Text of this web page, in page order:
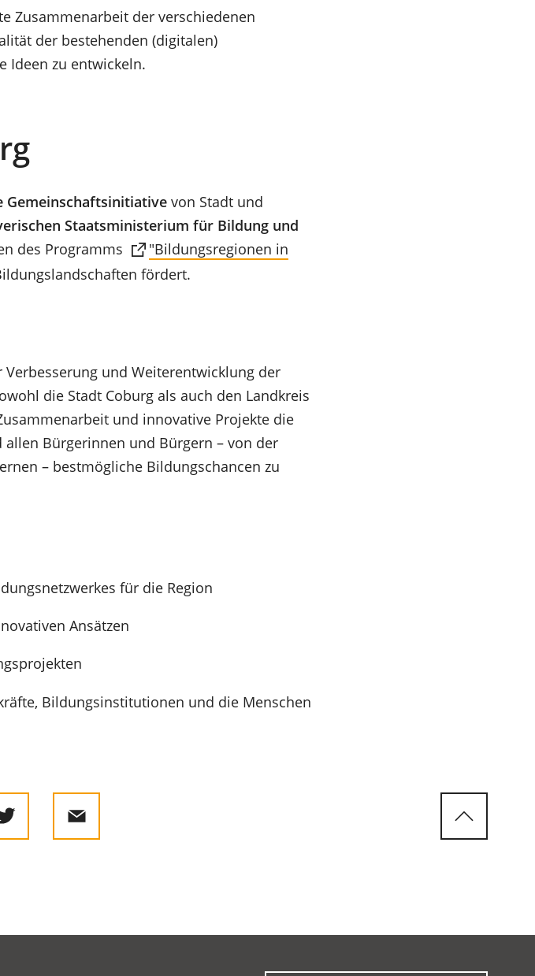
Zusammenarbeit der verschiedenen
der bestehenden (digitalen)
Ideen zu entwickeln.
Gemeinschaftsinitiative von Stadt und
Staatsministerium für Bildung und
des Programms
"Bildungsregionen in
fördert.
und Weiterentwicklung der
die Stadt Coburg als auch den Landkreis
und innovative Projekte die
Bürgerinnen und Bürgern – von der
– bestmögliche Bildungschancen zu
für die Region
Ansätzen
Bildungsinstitutionen und die Menschen